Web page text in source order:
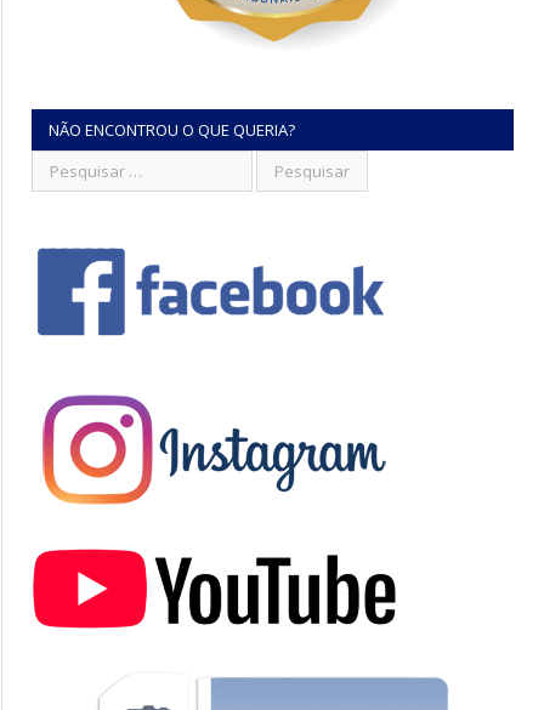
NÃO ENCONTROU O QUE QUERIA?